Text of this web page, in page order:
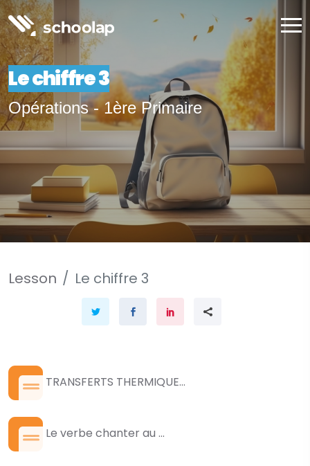
Le chiffre 3
Opérations - 1ère Primaire
Lesson Le chiffre 3
TRANSFERTS THERMIQUE...
Le verbe chanter au ...